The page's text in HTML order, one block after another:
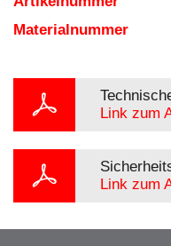
Materialnummer
Link zum
Link zum